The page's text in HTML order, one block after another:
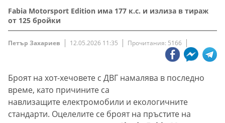
Fabia Motorsport Edition има 177 к.с. и излиза в тираж
от 125 бройки
Петър Захариев 12.05.2026 11:35 Прочитания: 5166
Броят на хот-хечовете с ДВГ намалява в последно
време, като причините са
навлизащите електромобили и екологичните
стандарти. Оцелелите се броят на пръстите на